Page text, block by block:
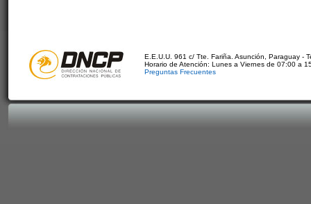
E.E.U.U. 961 c/ Tte. Fariña. Asunción, Paraguay -
Horario de Atención: Lunes a Viernes de 07:00 a
Preguntas Frecuentes